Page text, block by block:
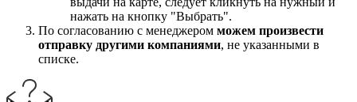
нажать на кнопку "Выбрать".
По согласованию с менеджером можем произвести
отправку другими компаниями, не указанными в
списке.